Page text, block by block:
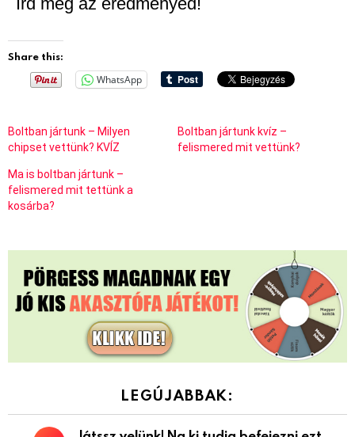
Share this:
WhatsApp
Boltban jártunk – Milyen
chipset vettünk? KVÍZ
Boltban jártunk kvíz –
felismered mit vettünk?
Ma is boltban jártunk –
felismered mit tettünk a
kosárba?
LEGÚJABBAK: